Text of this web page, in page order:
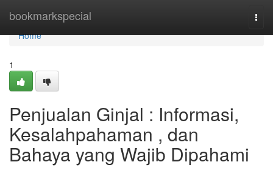
bookmarkspecial
Home
Home
1
Penjualan Ginjal : Informasi,
Kesalahpahaman , dan
Bahaya yang Wajib Dipahami